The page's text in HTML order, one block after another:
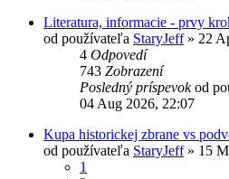
Literatura, informacie - prvy
od používateľa StaryJeff» 22
4 Odpovedí
743 Zobrazení
Posledný príspevokod
04 Aug 2026, 22:07
Kupa historickej zbrane vs
od používateľa StaryJeff» 15
1